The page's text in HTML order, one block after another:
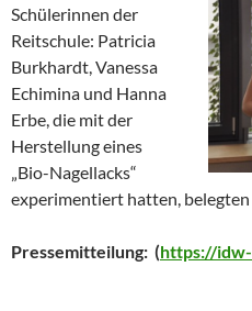
Schülerinnen der
Reitschule: Patricia
Burkhardt, Vanessa
Echimina und Hanna
Erbe, die mit der
Herstellung eines
„Bio-Nagellacks“
experimentiert hatten, belegten
Pressemitteilung: (https://